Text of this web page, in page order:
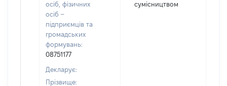
осіб, фізичних
осіб –
підприємців та
громадських
формувань:
08751177
Декларує:
Прізвище:
сумісництвом